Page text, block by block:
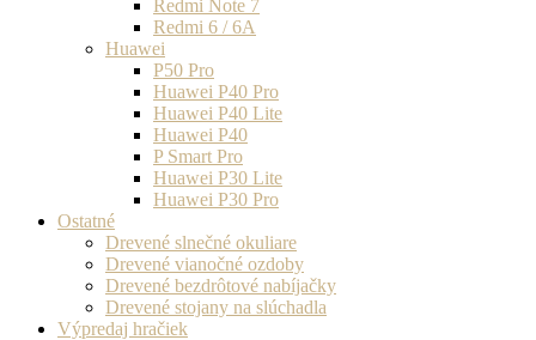
Redmi Note 7
Redmi 6 / 6A
Huawei
P50 Pro
Huawei P40 Pro
Huawei P40 Lite
Huawei P40
P Smart Pro
Huawei P30 Lite
Huawei P30 Pro
Ostatné
Drevené slnečné okuliare
Drevené vianočné ozdoby
Drevené bezdrôtové nabíjačky
Drevené stojany na slúchadla
Výpredaj hračiek